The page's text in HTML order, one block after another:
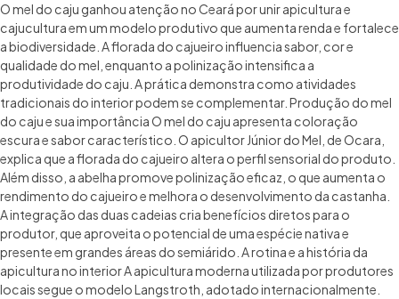
O mel do caju ganhou atenção no Ceará por unir apicultura e
cajucultura em um modelo produtivo que aumenta renda e fortalece
a biodiversidade. A florada do cajueiro influencia sabor, cor e
qualidade do mel, enquanto a polinização intensifica a
produtividade do caju. A prática demonstra como atividades
tradicionais do interior podem se complementar. Produção do mel
do caju e sua importância O mel do caju apresenta coloração
escura e sabor característico. O apicultor Júnior do Mel, de Ocara,
explica que a florada do cajueiro altera o perfil sensorial do produto.
Além disso, a abelha promove polinização eficaz, o que aumenta o
rendimento do cajueiro e melhora o desenvolvimento da castanha.
A integração das duas cadeias cria benefícios diretos para o
produtor, que aproveita o potencial de uma espécie nativa e
presente em grandes áreas do semiárido. A rotina e a história da
apicultura no interior A apicultura moderna utilizada por produtores
locais segue o modelo Langstroth, adotado internacionalmente.